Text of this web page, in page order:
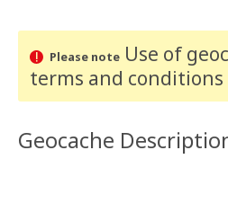
Please noteUse of
terms and conditions
Geocache